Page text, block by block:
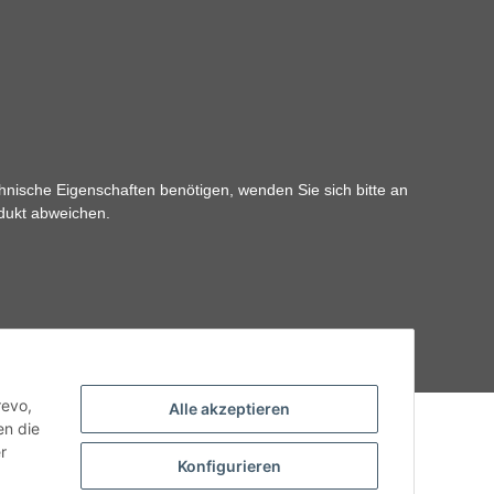
Alle akzeptieren
Konfigurieren
die
Eigenschaften benötigen, wenden Sie sich bitte an
abweichen.